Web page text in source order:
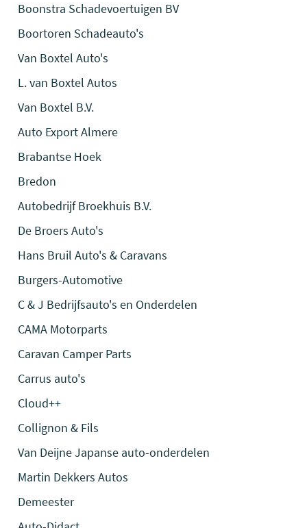
Boonstra Schadevoertuigen BV
Boortoren Schadeauto's
Van Boxtel Auto's
L. van Boxtel Autos
Van Boxtel B.V.
Auto Export Almere
Brabantse Hoek
Bredon
Autobedrijf Broekhuis B.V.
De Broers Auto's
Hans Bruil Auto's & Caravans
Burgers-Automotive
C & J Bedrijfsauto's en Onderdelen
CAMA Motorparts
Caravan Camper Parts
Carrus auto's
Cloud++
Collignon & Fils
Van Deijne Japanse auto-onderdelen
Martin Dekkers Autos
Demeester